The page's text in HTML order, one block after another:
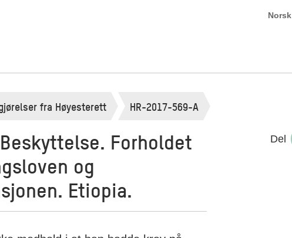
Norsk
fra Høyesterett HR-2017-569-A
Forholdet
og
Etiopia.
Del